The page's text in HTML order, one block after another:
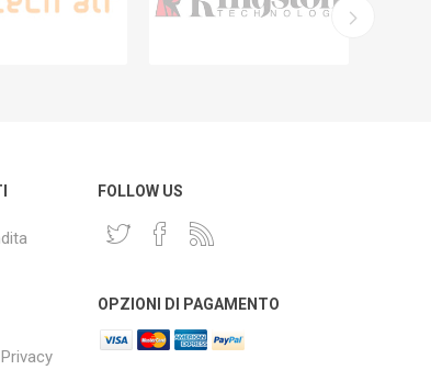
FOLLOW US
OPZIONI DI PAGAMENTO